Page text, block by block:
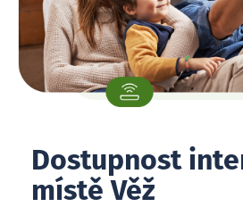
Dostupnost
místě Věž